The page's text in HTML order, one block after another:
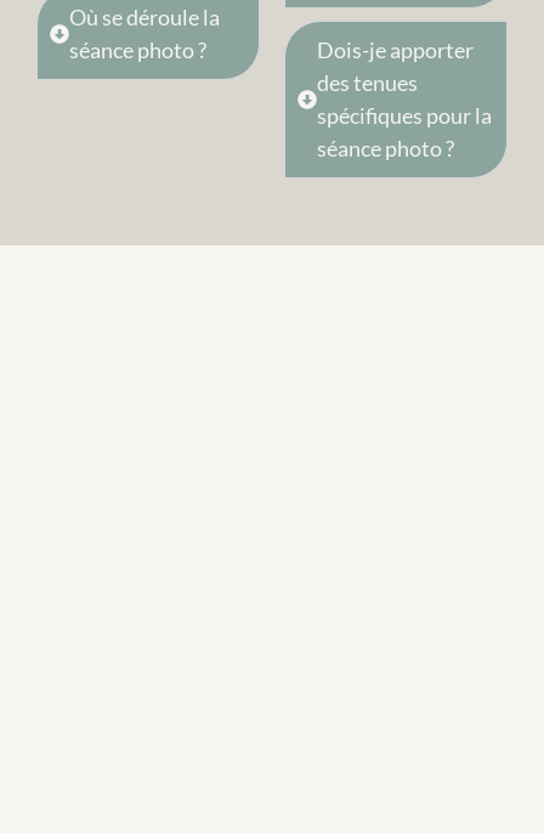
Où se déroule la
séance photo ?
Dois-je apporter
des tenues
spécifiques pour la
séance photo ?